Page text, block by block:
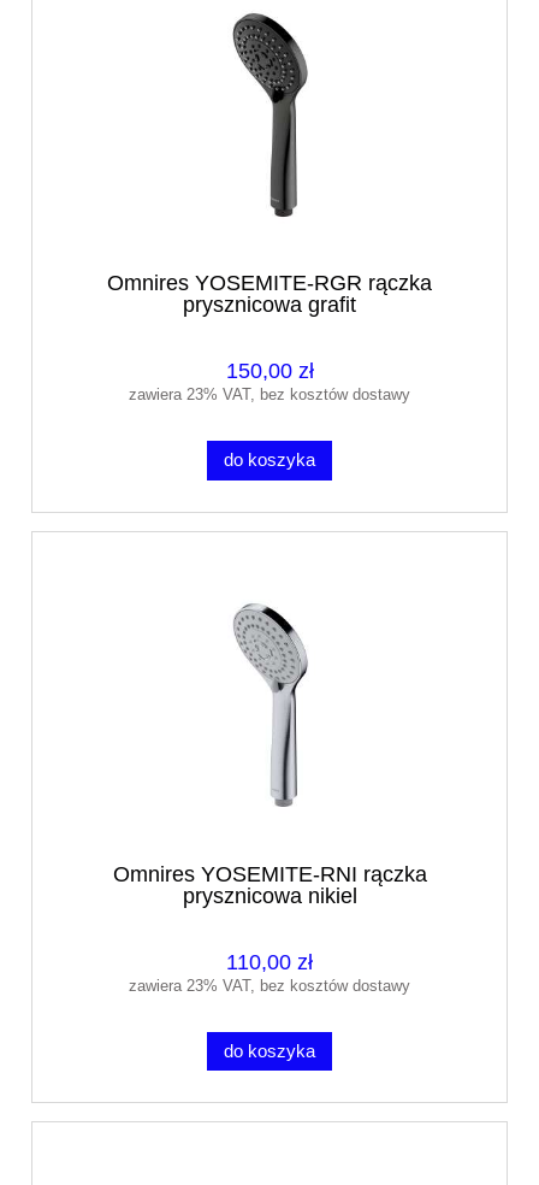
Omnires YOSEMITE-RGR rączka
prysznicowa grafit
150,00 zł
zawiera 23% VAT, bez kosztów dostawy
do koszyka
Omnires YOSEMITE-RNI rączka
prysznicowa nikiel
110,00 zł
zawiera 23% VAT, bez kosztów dostawy
do koszyka